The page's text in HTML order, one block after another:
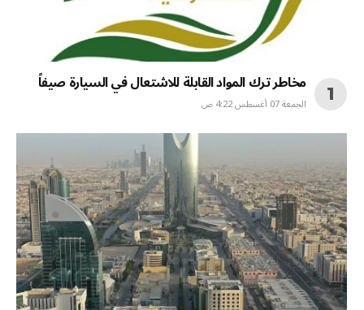
مخاطر ترك المواد القابلة للاشتعال في السيارة صيفاً
الجمعة 07 أغسطس 4:22 ص